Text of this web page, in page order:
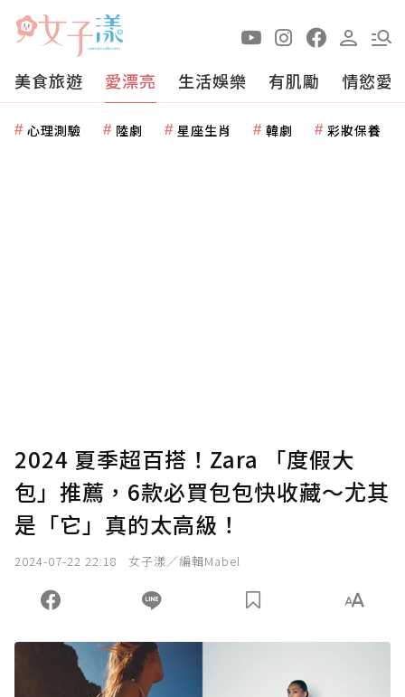
美食旅遊 愛漂亮 生活娛樂 有肌勵 情慾愛
心理測驗 陸劇 星座生肖 韓劇 彩妝保養
2024 夏季超百搭！Zara 「度假大
包」推薦，6款必買包包快收藏～尤其
是「它」真的太高級！
2024-07-22 22:18 女子漾／編輯Mabel